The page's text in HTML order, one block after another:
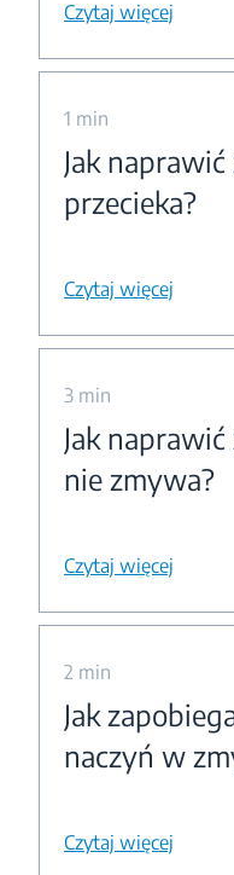
Czytaj więcej
1 min
Jak
przecieka?
Czytaj więcej
3 min
Jak
nie zmywa?
Czytaj więcej
2 min
Jak
naczyń w
Czytaj więcej